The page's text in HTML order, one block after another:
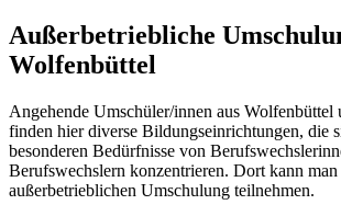
Außerbetriebliche
Wolfenbüttel
Angehende Umschüler/innen aus Wolfenbüttel
finden hier diverse Bildungseinrichtungen, die
besonderen Bedürfnisse von
Berufswechslern konzentrieren. Dort kann man
außerbetrieblichen Umschulung teilnehmen.